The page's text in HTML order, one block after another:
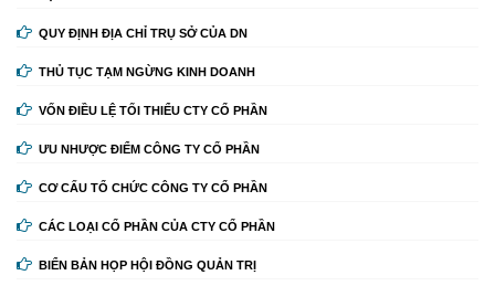
QUY ĐỊNH ĐỊA CHỈ TRỤ SỞ CỦA DN
THỦ TỤC TẠM NGỪNG KINH DOANH
VỐN ĐIỀU LỆ TỐI THIỂU CTY CỔ PHẦN
ƯU NHƯỢC ĐIỂM CÔNG TY CỔ PHẦN
CƠ CẤU TỔ CHỨC CÔNG TY CỔ PHẦN
CÁC LOẠI CỔ PHẦN CỦA CTY CỔ PHẦN
BIỂN BẢN HỌP HỘI ĐỒNG QUẢN TRỊ